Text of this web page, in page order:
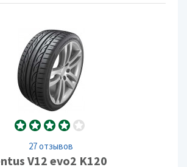
27 отзывов
V12 evo2 K120